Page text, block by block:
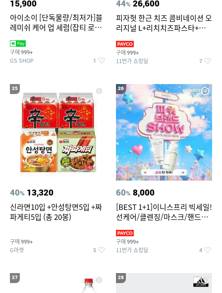
15,900
아이소이 [단독물량/최저가]블
레미쉬 케어 업 세럼(잡티 로즈
2027-04-24)
구매 999+
GS SHOP 1
44% 26,600
피자헛 한근 치즈 콤비네이션 오
리지널 L+리치치즈파스타+콜
구매 999+
11번가 쇼킹딜 7
25
40% 13,320
신라면10입 +안성탕면5입 +짜
파게티5입 (총 20봉)
구매 999+
G마켓 5
26
60% 8,000
[BEST 1+1]이니스프리 빅세일!
선케어/클렌징/마스크/핸드크
구매 999+
11번가 쇼킹딜 4
27 28